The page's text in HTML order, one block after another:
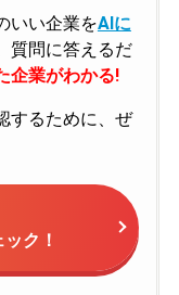
いい企業をAIに
質問に答えるだ
企業がわかる!
するために、ぜ
ク！